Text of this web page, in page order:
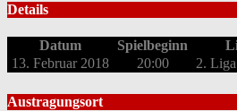
Details
Datum Spielbeginn
13. Februar 2018
20:00 2.
Austragungsort